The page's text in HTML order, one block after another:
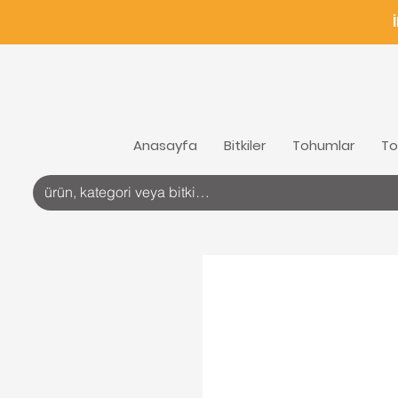
Anasayfa Bitkiler Tohumlar